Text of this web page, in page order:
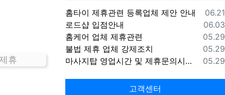
휴
등록
06.21
홈타이 제휴관련 등록업체 제안 안내
등록
06.03
로드샵 입점안내
등록
05.29
홈케어 업체 제휴관련
등록
05.29
불법 제휴 업체 강제조치
등록
05.29
마사지탑 영업시간 및 제휴문의시간 안내
고객센터